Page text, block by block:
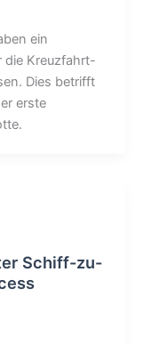
ein
die Kreuzfahrt-
Dies betrifft
erste
Schiff-zu-